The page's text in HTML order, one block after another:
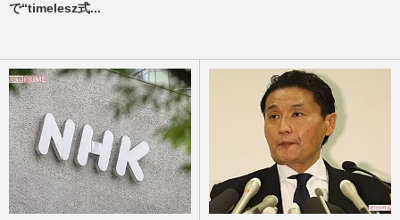
で“timelesz式...